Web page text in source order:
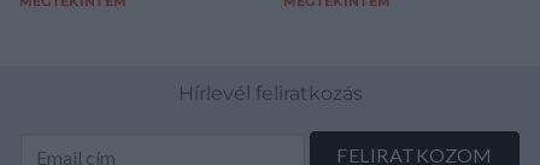
Hírlevél feliratkozás